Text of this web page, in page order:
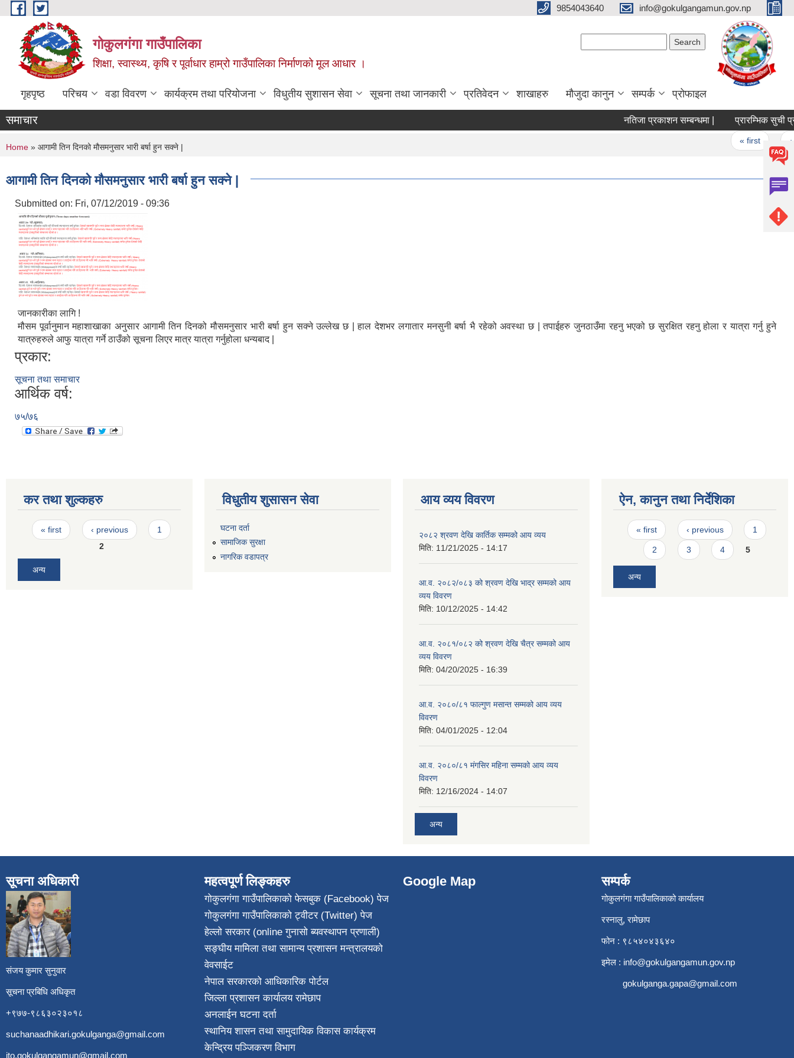
Skip to main content 9854043640 info@gokulgangamun.gov.np
गोकुलगंगा गाउँपालिका
शिक्षा, स्वास्थ्य, कृषि र पूर्वाधार हाम्रो गाउँपालिका निर्माणको मूल आधार ।
गृहपृष्ठ परिचय वडा विवरण कार्यक्रम तथा परियोजना विधुतीय सुशासन सेवा सूचना तथा जानकारी प्रतिवेदन शाखाहरु मौजुदा कानुन सम्पर्क प्रोफाइल
समाचार नतिजा प्रकाशन सम्बन्धमा | प्रारम्भिक सुची
« first ‹
You are here
Home » आगामी तिन दिनको मौसमनुसार भारी बर्षा हुन सक्ने |
आगामी तिन दिनको मौसमनुसार भारी बर्षा हुन सक्ने |
Submitted on: Fri, 07/12/2019 - 09:36
जानकारीका लागि !
मौसम पूर्वानुमान महाशाखाका अनुसार आगामी तिन दिनको मौसमनुसार भारी बर्षा हुन सक्ने उल्लेख छ | हाल देशभर लगातार मनसुनी बर्षा भै रहेको अवस्था छ | तपाईहरु जुनठाउँमा रहनु भएको छ सुरक्षित रहनु होला र यात्रा गर्नु हुने
यात्रुहरुले आफु यात्रा गर्ने ठाउँको सूचना लिएर मात्र यात्रा गर्नुहोला धन्यबाद |
प्रकार:
सूचना तथा समाचार
आर्थिक वर्ष:
७५/७६
कर तथा शुल्कहरु
Pages
« first ‹ previous
1
2
अन्य
विधुतीय शुसासन सेवा
घटना दर्ता
सामाजिक सुरक्षा
नागरिक वडापत्र
आय व्यय विवरण
२०८२ श्रवण देखि कार्तिक सम्मको आय व्यय
मिति: 11/21/2025 - 14:17
आ.व. २०८२/०८३ को श्रवण देखि भाद्र सम्मको आय
व्यय विवरण
मिति: 10/12/2025 - 14:42
आ.व. २०८१/०८२ को श्रवण देखि चैत्र सम्मको आय
व्यय विवरण
मिति: 04/20/2025 - 16:39
आ.व. २०८०/८१ फाल्गुण मसान्त सम्मको आय व्यय
विवरण
मिति: 04/01/2025 - 12:04
आ.व. २०८०/८१ मंगसिर महिना सम्मको आय व्यय
विवरण
मिति: 12/16/2024 - 14:07
अन्य
ऐन, कानुन तथा निर्देशिका
Pages
« first ‹ previous 1
2 3 4 5
अन्य
सूचना अधिकारी
संजय कुमार सुनुवार
सूचना प्रबिधि अधिकृत
+९७७-९८६३०२३०१८
suchanaadhikari.gokulganga@gmail.com
ito.gokulgangamun@gmail.com
महत्वपूर्ण लिङ्कहरु
गोकुलगंगा गाउँपालिकाको फेसबुक (Facebook) पेज
गोकुलगंगा गाउँपालिकाको ट्वीटर (Twitter) पेज
हेल्लो सरकार (online गुनासो ब्यवस्थापन प्रणाली)
सङ्घीय मामिला तथा सामान्य प्रशासन मन्त्रालयको
वेवसाईट
नेपाल सरकारको आधिकारिक पोर्टल
जिल्ला प्रशासन कार्यालय रामेछाप
अनलाईन घटना दर्ता
स्थानिय शासन तथा सामुदायिक विकास कार्यक्रम
केन्द्रिय पञ्जिकरण विभाग
Google Map सम्पर्क
गोकुलगंगा गाउँपालिकाको कार्यालय
रस्नालु, रामेछाप
फोन : ९८५४०४३६४०
इमेल : info@gokulgangamun.gov.np
gokulganga.gapa@gmail.com